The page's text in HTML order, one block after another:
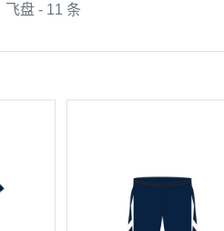
飞盘- 11 条